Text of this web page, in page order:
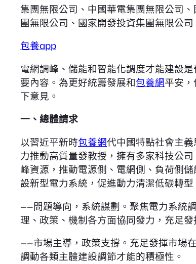
集團無限公司、中國華電集團無限公司
團無限公司、國家開發投資集團無限公
包養app
電網調峰、儲能和智能化調度才能建設
要內容。為更好統籌發展和包養網平安
下意見。
一、總體請求
以習近平新時包養網代中國特點社會主
力推動高質量發教授，擁有多家科技公
峰資源，推動電源側、電網側、負荷側
設新型電力系統，促進動力清潔低碳轉
——問題導向，系統謀劃。聚焦電力系統
理、政策、機制各方面協同發力，充足
——市場主導，政策支撐。充足發揮市場
調動各類主體建設調節才能的積極性。